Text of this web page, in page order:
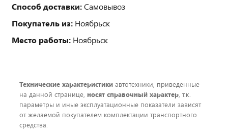
Способ доставки:Самовывоз
Покупатель из: Ноябрьск
Место работы: Ноябрьск
Технические характеристики автотехники, приведенные
на данной странице, носят справочный характер, т.к.
параметры и иные эксплуатационные показатели зависят
от желаемой покупателем комплектации транспортного
средства.